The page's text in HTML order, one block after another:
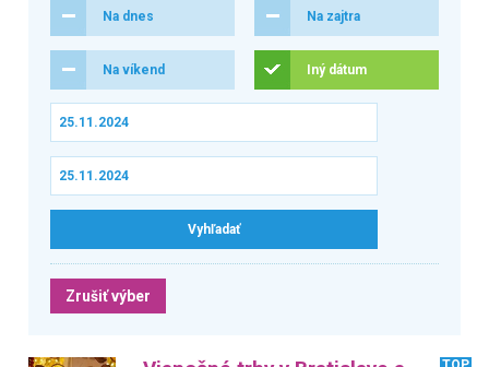
Na dnes Na zajtra
Na víkend Iný dátum
Zrušiť výber